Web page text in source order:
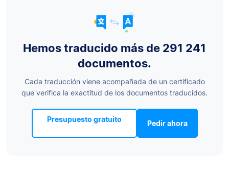
Hemos traducido más de 291 241
documentos.
Cada traducción viene acompañada de un certificado
que verifica la exactitud de los documentos traducidos.
Presupuesto gratuito Pedir ahora